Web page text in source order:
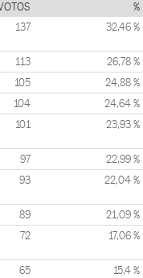
%
137 32,46 %
113 26,78 %
105 24,88 %
104 24,64 %
101 23,93 %
97 22,99 %
93 22,04 %
89 21,09 %
72 17,06 %
65 15,4 %